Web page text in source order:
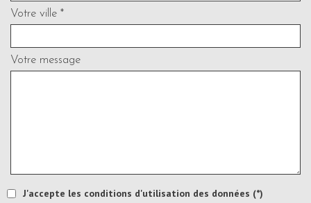
Votre ville *
Votre message
J'accepte les conditions d'utilisation des données (*)